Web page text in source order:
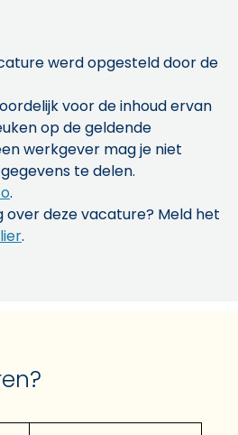
werd opgesteld door de
voor de inhoud ervan
op de geldende
werkgever mag je niet
te delen.
.
over deze vacature? Meld het
.